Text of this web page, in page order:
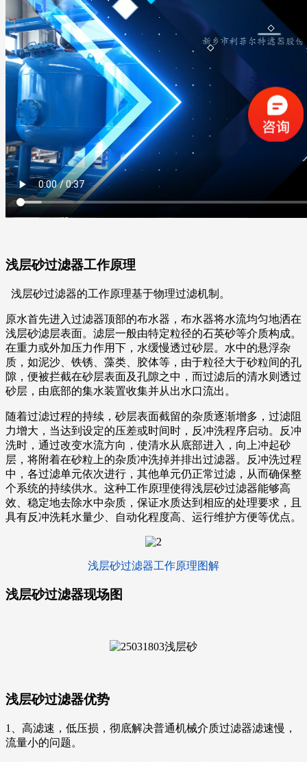
浅层砂过滤器工作原理
浅层砂过滤器的工作原理基于物理过滤机制。
原水首先进入过滤器顶部的布水器，布水器将水流均匀地洒在
浅层砂滤层表面。滤层一般由特定粒径的石英砂等介质构成。
在重力或外加压力作用下，水缓慢透过砂层。水中的悬浮杂
质，如泥沙、铁锈、藻类、胶体等，由于粒径大于砂粒间的孔
隙，便被拦截在砂层表面及孔隙之中，而过滤后的清水则透过
砂层，由底部的集水装置收集并从出水口流出。
随着过滤过程的持续，砂层表面截留的杂质逐渐增多，过滤阻
力增大，当达到设定的压差或时间时，反冲洗程序启动。反冲
洗时，通过改变水流方向，使清水从底部进入，向上冲起砂
层，将附着在砂粒上的杂质冲洗掉并排出过滤器。反冲洗过程
中，各过滤单元依次进行，其他单元仍正常过滤，从而确保整
个系统的持续供水。这种工作原理使得浅层砂过滤器能够高
效、稳定地去除水中杂质，保证水质达到相应的处理要求，且
具有反冲洗耗水量少、自动化程度高、运行维护方便等优点。
浅层砂过滤器工作原理图解
浅层砂过滤器现场图
浅层砂过滤器优势
1、高滤速，低压损，彻底解决普通机械介质过滤器滤速慢，
流量小的问题。